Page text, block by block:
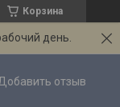
Корзина
день.
отзыв